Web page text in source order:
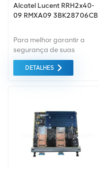
Alcatel Lucent RRH2x40-
09 RMXA09 3BK28706CB
Para melhor garantir a
segurança de suas
mercadorias, serão
fornecidos serviços de
ecologicamente corretos,
DETALHES